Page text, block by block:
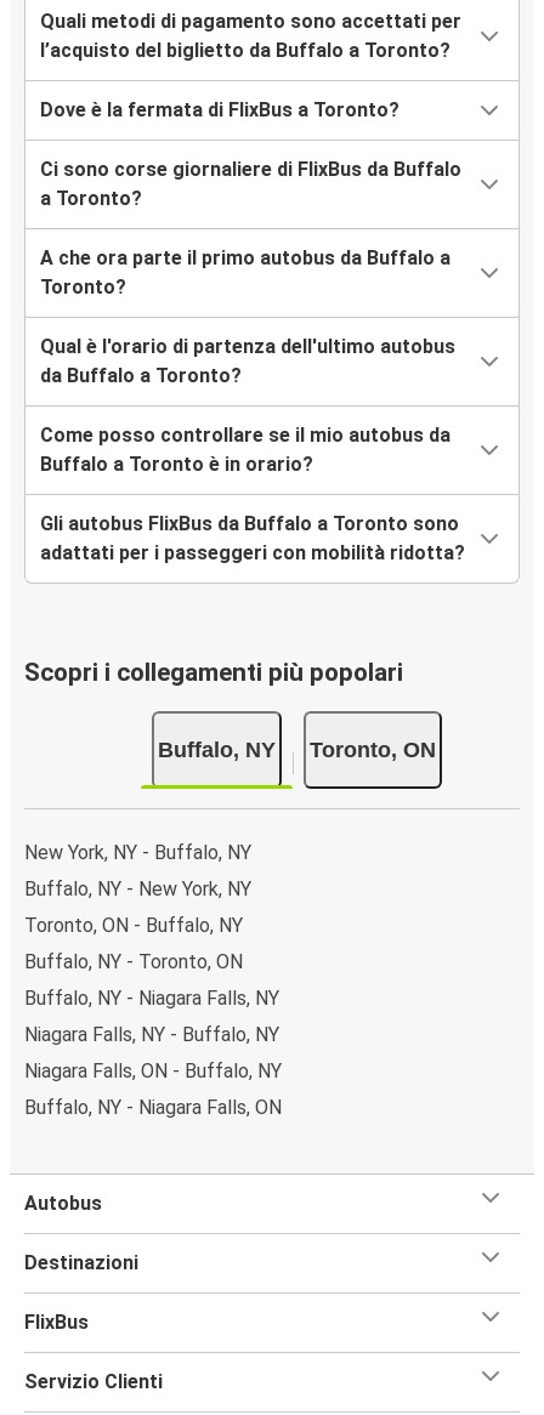
Quali metodi di pagamento sono accettati per
l’acquisto del biglietto da Buffalo a Toronto?
Dove è la fermata di FlixBus a Toronto?
Ci sono corse giornaliere di FlixBus da Buffalo
a Toronto?
A che ora parte il primo autobus da Buffalo a
Toronto?
Qual è l'orario di partenza dell'ultimo autobus
da Buffalo a Toronto?
Come posso controllare se il mio autobus da
Buffalo a Toronto è in orario?
Gli autobus FlixBus da Buffalo a Toronto sono
adattati per i passeggeri con mobilità ridotta?
Scopri i collegamenti più popolari
Buffalo, NY Toronto, ON
New York, NY - Buffalo, NY
Buffalo, NY - New York, NY
Toronto, ON - Buffalo, NY
Buffalo, NY - Toronto, ON
Buffalo, NY - Niagara Falls, NY
Niagara Falls, NY - Buffalo, NY
Niagara Falls, ON - Buffalo, NY
Buffalo, NY - Niagara Falls, ON
Autobus
Destinazioni
FlixBus
Servizio Clienti